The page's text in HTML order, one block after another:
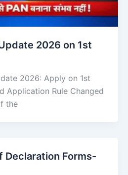
2026 on 1st
2026: Apply on 1st
Application Rule Changed
the
Declaration Forms-